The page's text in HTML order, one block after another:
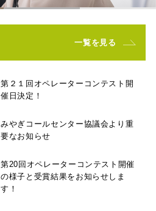
一覧を見る
第２１回オペレーターコンテスト開
催日決定！
みやぎコールセンター協議会より重
要なお知らせ
第20回オペレーターコンテスト開催
の様子と受賞結果をお知らせしま
す！